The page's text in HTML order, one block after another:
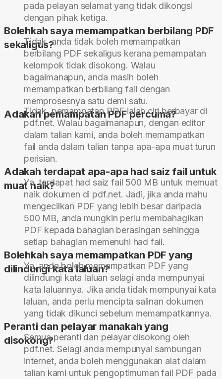
pada pelayan selamat yang tidak dikongsi
dengan pihak ketiga.
Bolehkah saya memampatkan berbilang PDF
sekaligus?
Tidak, anda tidak boleh memampatkan
berbilang PDF sekaligus kerana pemampatan
kelompok tidak disokong. Walau
bagaimanapun, anda masih boleh
memampatkan berbilang fail dengan
memprosesnya satu demi satu.
Adakah pemampatan PDF percuma?
Tidak, pemampatan PDF ialah ciri berbayar di
pdf.net. Walau bagaimanapun, dengan editor
dalam talian kami, anda boleh memampatkan
fail anda dalam talian tanpa apa-apa muat turun
perisian.
Adakah terdapat apa-apa had saiz fail untuk
muat naik?
Ya, terdapat had saiz fail 500 MB untuk memuat
naik dokumen di pdf.net. Jadi, jika anda mahu
mengecilkan PDF yang lebih besar daripada
500 MB, anda mungkin perlu membahagikan
PDF kepada bahagian berasingan sehingga
setiap bahagian memenuhi had fail.
Bolehkah saya memampatkan PDF yang
dilindungi kata laluan?
Ya, anda boleh memampatkan PDF yang
dilindungi kata laluan selagi anda mempunyai
kata laluannya. Jika anda tidak mempunyai kata
laluan, anda perlu mencipta salinan dokumen
yang tidak dikunci sebelum memampatkannya.
Peranti dan pelayar manakah yang
disokong?
Semua peranti dan pelayar disokong oleh
pdf.net. Selagi anda mempunyai sambungan
internet, anda boleh menggunakan alat dalam
talian kami untuk pengoptimuman fail PDF pada